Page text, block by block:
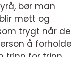
bør man
møtt og
trygt når de
å forholde